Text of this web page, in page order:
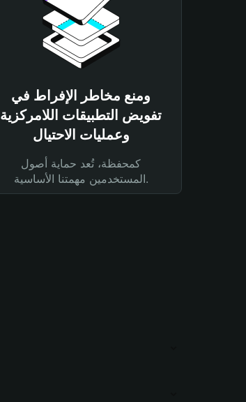
ومنع مخاطر الإفراط في
تفويض التطبيقات اللامركزية
وعمليات الاحتيال
كمحفظة، تُعد حماية أصول
المستخدمين مهمتنا الأساسية.